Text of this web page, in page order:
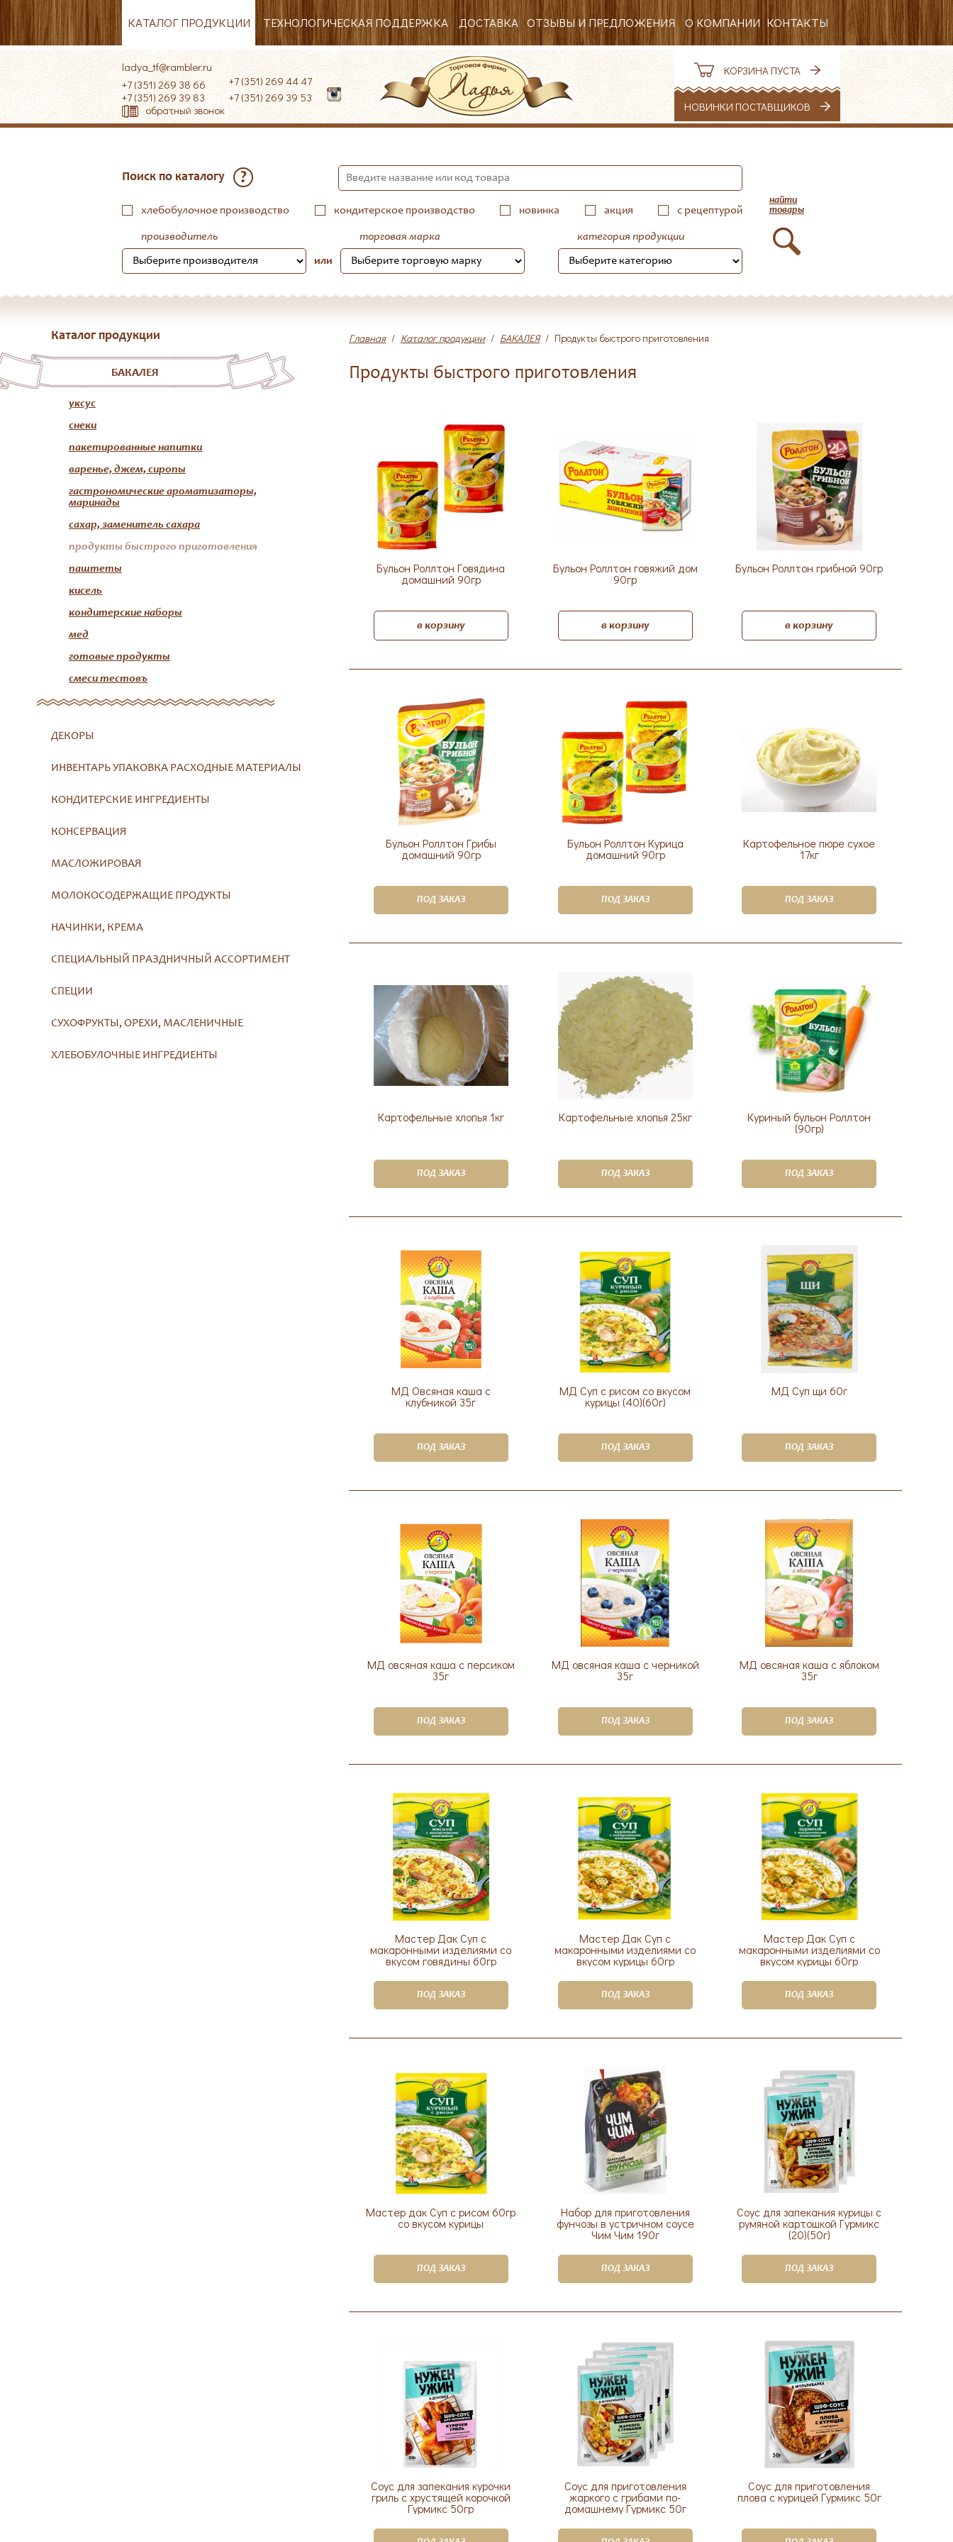
КАТАЛОГ ПРОДУКЦИИ ТЕХНОЛОГИЧЕСКАЯ ПОДДЕРЖКА ДОСТАВКА ОТЗЫВЫ И ПРЕДЛОЖЕНИЯ О КОМПАНИИ
РЕКВИЗИТЫ
ВАКАНСИИ
НОВОСТИ
КОНТАКТЫ
ladya_tf@rambler.ru
+7 (351) 269 38 66
+7 (351) 269 39 83
+7 (351) 269 44 47
+7 (351) 269 39 53
обратный звонок
КОРЗИНА ПУСТА
НОВИНКИ ПОСТАВЩИКОВ
Поиск по каталогу ?
хлебобулочное производство кондитерское производство новинка акция с рецептурой
производитель
или
торговая марка категория продукции
найти
товары
Каталог продукции
БАКАЛЕЯ
уксус
снеки
пакетированные напитки
варенье, джем, сиропы
гастрономические ароматизаторы,
маринады
сахар, заменитель сахара
продукты быстрого приготовления
паштеты
кисель
кондитерские наборы
мед
готовые продукты
смеси тестовъ
ДЕКОРЫ
ИНВЕНТАРЬ УПАКОВКА РАСХОДНЫЕ МАТЕРИАЛЫ
КОНДИТЕРСКИЕ ИНГРЕДИЕНТЫ
КОНСЕРВАЦИЯ
МАСЛОЖИРОВАЯ
МОЛОКОСОДЕРЖАЩИЕ ПРОДУКТЫ
НАЧИНКИ, КРЕМА
СПЕЦИАЛЬНЫЙ ПРАЗДНИЧНЫЙ АССОРТИМЕНТ
СПЕЦИИ
СУХОФРУКТЫ, ОРЕХИ, МАСЛЕНИЧНЫЕ
ХЛЕБОБУЛОЧНЫЕ ИНГРЕДИЕНТЫ
Главная / Каталог продукции / БАКАЛЕЯ / Продукты быстрого приготовления
Продукты быстрого приготовления
Бульон Роллтон Говядина
домашний 90гр
в корзину
Бульон Роллтон говяжий дом
90гр
в корзину
Бульон Роллтон грибной 90гр
в корзину
Бульон Роллтон Грибы
домашний 90гр
ПОД ЗАКАЗ
Бульон Роллтон Курица
домашний 90гр
ПОД ЗАКАЗ
Картофельное пюре сухое
17кг
ПОД ЗАКАЗ
Картофельные хлопья 1кг
ПОД ЗАКАЗ
Картофельные хлопья 25кг
ПОД ЗАКАЗ
Куриный бульон Роллтон
(90гр)
ПОД ЗАКАЗ
МД Овсяная каша с
клубникой 35г
ПОД ЗАКАЗ
МД Суп с рисом со вкусом
курицы (40)(60г)
ПОД ЗАКАЗ
МД Суп щи 60г
ПОД ЗАКАЗ
МД овсяная каша с персиком
35г
ПОД ЗАКАЗ
МД овсяная каша с черникой
35г
ПОД ЗАКАЗ
МД овсяная каша с яблоком
35г
ПОД ЗАКАЗ
Мастер Дак Суп с
макаронными изделиями со
вкусом говядины 60гр
ПОД ЗАКАЗ
Мастер Дак Суп с
макаронными изделиями со
вкусом курицы 60гр
ПОД ЗАКАЗ
Мастер Дак Суп с
макаронными изделиями со
вкусом курицы 60гр
ПОД ЗАКАЗ
Мастер дак Суп с рисом 60гр
со вкусом курицы
ПОД ЗАКАЗ
Набор для приготовления
фунчозы в устричном соусе
Чим Чим 190г
ПОД ЗАКАЗ
Соус для запекания курицы с
румяной картошкой Гурмикс
(20)(50г)
ПОД ЗАКАЗ
Соус для запекания курочки
гриль с хрустящей корочкой
Гурмикс 50гр
Соус для приготовления
жаркого с грибами по-
домашнему Гурмикс 50г
Соус для приготовления
плова с курицей Гурмикс 50г